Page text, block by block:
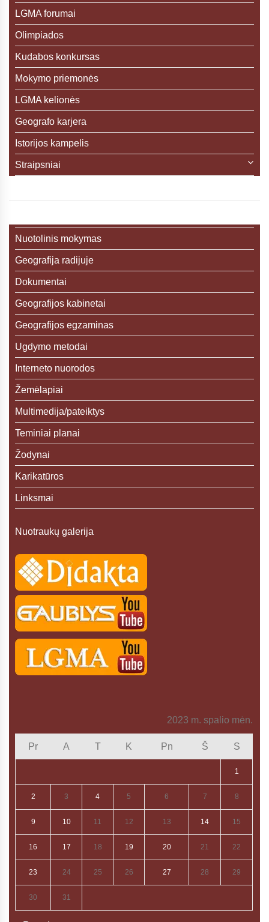
LGMA forumai
Olimpiados
Kudabos konkursas
Mokymo priemonės
LGMA kelionės
Geografo karjera
Istorijos kampelis
Straipsniai
Nuotolinis mokymas
Geografija radijuje
Dokumentai
Geografijos kabinetai
Geografijos egzaminas
Ugdymo metodai
Interneto nuorodos
Žemėlapiai
Multimedija/pateiktys
Teminiai planai
Žodynai
Karikatūros
Linksmai
Nuotraukų galerija
2023 m. spalio mėn.
Pr A T K Pn Š S
1
2 3 4 5 6 7 8
9 10 11 12 13 14 15
16 17 18 19 20 21 22
23 24 25 26 27 28 29
30 31